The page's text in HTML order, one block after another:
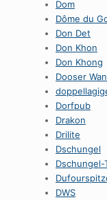
Dom
Dôme du
Don Det
Don Khon
Don Khong
Dooser
Dorfpub
Drakon
Drilite
Dschungel
Dschungel-
DWS